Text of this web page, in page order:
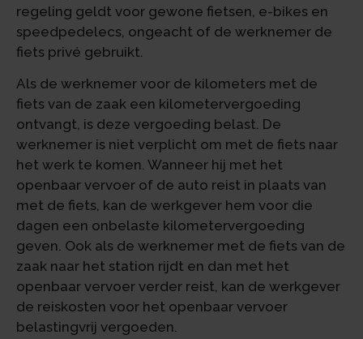
regeling geldt voor gewone fietsen, e-bikes en
speedpedelecs, ongeacht of de werknemer de
fiets privé gebruikt.
Als de werknemer voor de kilometers met de
fiets van de zaak een kilometervergoeding
ontvangt, is deze vergoeding belast. De
werknemer is niet verplicht om met de fiets naar
het werk te komen. Wanneer hij met het
openbaar vervoer of de auto reist in plaats van
met de fiets, kan de werkgever hem voor die
dagen een onbelaste kilometervergoeding
geven. Ook als de werknemer met de fiets van de
zaak naar het station rijdt en dan met het
openbaar vervoer verder reist, kan de werkgever
de reiskosten voor het openbaar vervoer
belastingvrij vergoeden.